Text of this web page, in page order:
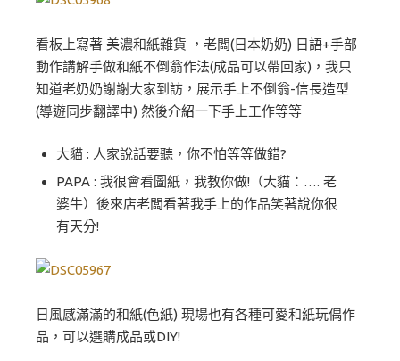
看板上寫著 美濃和紙雜貨 ，老闆(日本奶奶) 日語+手部
動作講解手做和紙不倒翁作法(成品可以帶回家)，我只
知道老奶奶謝謝大家到訪，展示手上不倒翁-信長造型
(導遊同步翻譯中) 然後介紹一下手上工作等等
大貓 : 人家說話要聽，你不怕等等做錯?
PAPA : 我很會看圖紙，我教你做!（大貓：…. 老
婆牛）後來店老闆看著我手上的作品笑著說你很
有天分!
日風感滿滿的和紙(色紙) 現場也有各種可愛和紙玩偶作
品，可以選購成品或DIY!